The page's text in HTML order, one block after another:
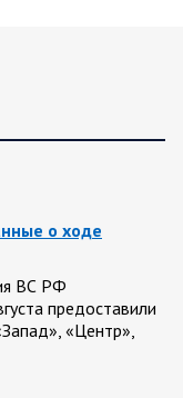
о ходе
ВС РФ
предоставили
«Центр»,